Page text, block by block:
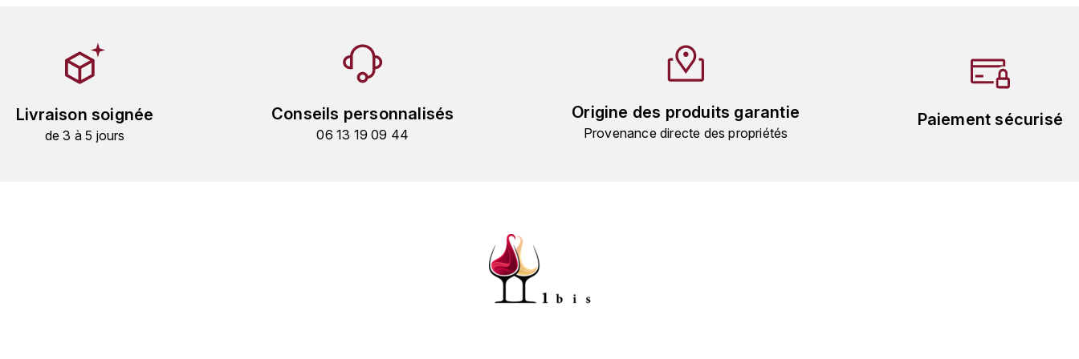
Livraison soignée
de 3 à 5 jours
Conseils personnalisés
06 13 19 09 44
Origine des produits garantie
Provenance directe des propriétés
Paiement sécurisé